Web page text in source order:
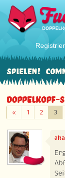
Spielen!
Doppelkopf-
«Zurück
1 2 3